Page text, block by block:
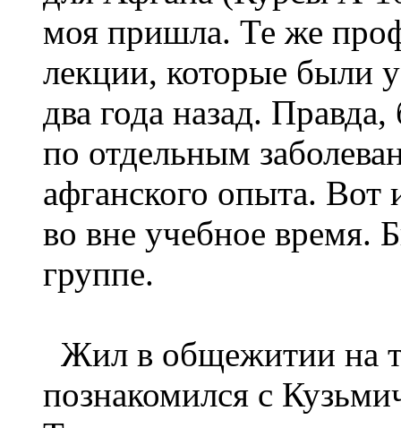
моя пришла. Те же
лекции, которые были
два года назад.
по отдельным
афганского опыта. Вот
во вне учебное время.
группе.
Жил в общежитии на
познакомился с